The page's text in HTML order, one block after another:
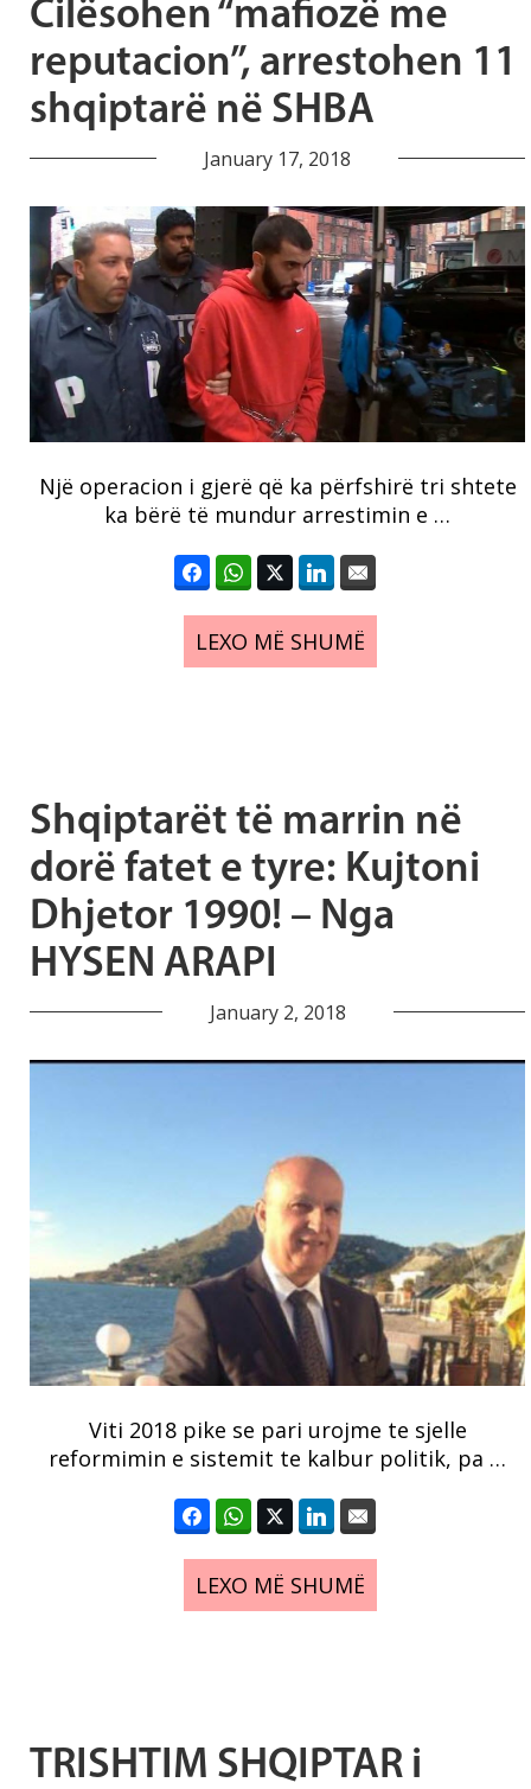
Cilësohen “mafiozë me
reputacion”, arrestohen 11
shqiptarë në SHBA
January 17, 2018
Një operacion i gjerë që ka përfshirë tri shtete
ka bërë të mundur arrestimin e …
LEXO MË SHUMË
Shqiptarët të marrin në
dorë fatet e tyre: Kujtoni
Dhjetor 1990! – Nga
HYSEN ARAPI
January 2, 2018
Viti 2018 pike se pari urojme te sjelle
reformimin e sistemit te kalbur politik, pa …
LEXO MË SHUMË
TRISHTIM SHQIPTAR i